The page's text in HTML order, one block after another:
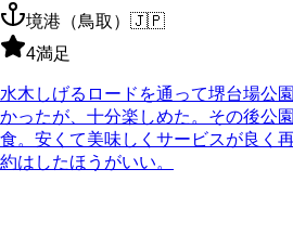
境港（鳥取） 🇯🇵
4満足
水木しげるロードを通って堺台場公
かったが、十分楽しめた。その後公
食。安くて美味しくサービスが良く
約はしたほうがいい。